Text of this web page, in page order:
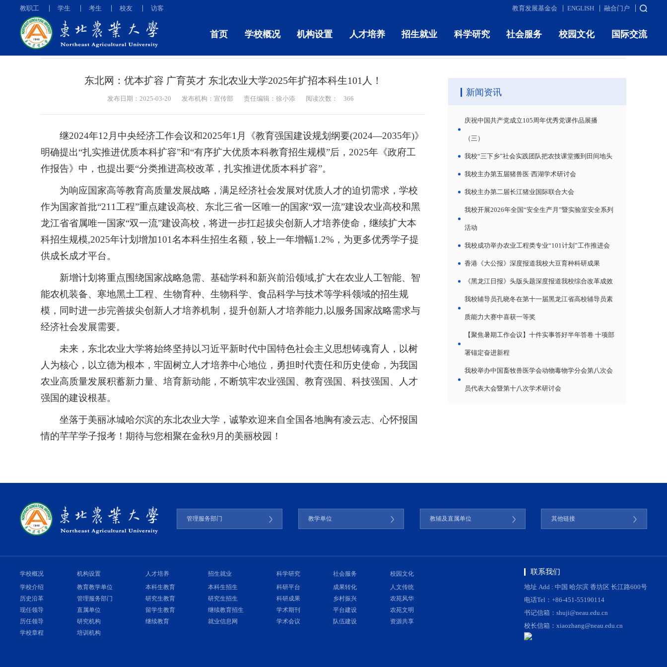
教职工 学生 考生 校友 访客 教育发展基金会 ENGLISH 融合门户
首页 学校概况 机构设置 人才培养 招生就业 科学研究 社会服务 校园文化 国际交流
媒体东农
东北网：优本扩容 广育英才 东北农业大学2025年扩招本科生101人！
发布日期：2025-03-20 发布机构：宣传部 责任编辑：徐小添 阅读次数： 366
继2024年12月中央经济工作会议和2025年1月《教育强国建设规划纲要(2024—2035年)》
明确提出“扎实推进优质本科扩容”和“有序扩大优质本科教育招生规模”后，2025年《政府工
作报告》中，也提出要“分类推进高校改革，扎实推进优质本科扩容”。
为响应国家高等教育高质量发展战略，满足经济社会发展对优质人才的迫切需求，学校
作为国家首批“211工程”重点建设高校、东北三省一区唯一的国家“双一流”建设农业高校和黑
龙江省省属唯一国家“双一流”建设高校，将进一步扛起拔尖创新人才培养使命，继续扩大本
科招生规模,2025年计划增加101名本科生招生名额，较上一年增幅1.2%，为更多优秀学子提
供成长成才平台。
新增计划将重点围绕国家战略急需、基础学科和新兴前沿领域,扩大在农业人工智能、智
能农机装备、寒地黑土工程、生物育种、生物科学、食品科学与技术等学科领域的招生规
模，同时进一步完善拔尖创新人才培养机制，提升创新人才培养能力,以服务国家战略需求与
经济社会发展需要。
未来，东北农业大学将始终坚持以习近平新时代中国特色社会主义思想铸魂育人，以树
人为核心，以立德为根本，牢固树立人才培养中心地位，勇担时代责任和历史使命，为我国
农业高质量发展积蓄新力量、培育新动能，不断筑牢农业强国、教育强国、科技强国、人才
强国的建设根基。
坐落于美丽冰城哈尔滨的东北农业大学，诚挚欢迎来自全国各地胸有凌云志、心怀报国
情的芊芊学子报考！期待与您相聚在金秋9月的美丽校园！
新闻资讯
庆祝中国共产党成立105周年优秀党课作品展播
（三）
我校“三下乡”社会实践团队把农技课堂搬到田间地头
我校主办第五届猪兽医·西湖学术研讨会
我校主办第二届长江猪业国际联合大会
我校开展2026年全国“安全生产月”暨实验室安全系列
活动
我校成功举办农业工程类专业“101计划”工作推进会
香港《大公报》深度报道我校大豆育种科研成果
《黑龙江日报》头版头题深度报道我校综合改革成效
我校辅导员孔晓冬在第十一届黑龙江省高校辅导员素
质能力大赛中喜获一等奖
【聚焦暑期工作会议】十件实事答好半年答卷 十项部
署锚定奋进新程
我校举办中国畜牧兽医学会动物毒物学分会第八次会
员代表大会暨第十八次学术研讨会
管理服务部门 教学单位 教辅及直属单位 其他链接
学校概况
学校介绍
历史沿革
现任领导
历任领导
学校章程
机构设置
教育教学单位
管理服务部门
直属单位
研究机构
培训机构
人才培养
本科生教育
研究生教育
留学生教育
继续教育
招生就业
本科生招生
研究生招生
继续教育招生
就业信息网
科学研究
科研平台
科研成果
学术期刊
学术会议
社会服务
成果转化
乡村振兴
平台建设
队伍建设
校园文化
人文传统
农苑风华
农苑文明
资源共享
联系我们
地址 Add : 中国 哈尔滨 香坊区 长江路600号
电话Tel：+86-451-55190114
书记信箱：shuji@neau.edu.cn
校长信箱：xiaozhang@neau.edu.cn